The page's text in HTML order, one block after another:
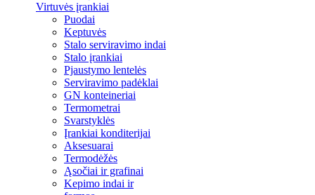
Virtuvės įrankiai
Puodai
Keptuvės
Stalo serviravimo indai
Stalo įrankiai
Pjaustymo lentelės
Serviravimo padėklai
GN konteineriai
Termometrai
Svarstyklės
Įrankiai konditerijai
Aksesuarai
Termodėžės
Ąsočiai ir grafinai
Kepimo indai ir